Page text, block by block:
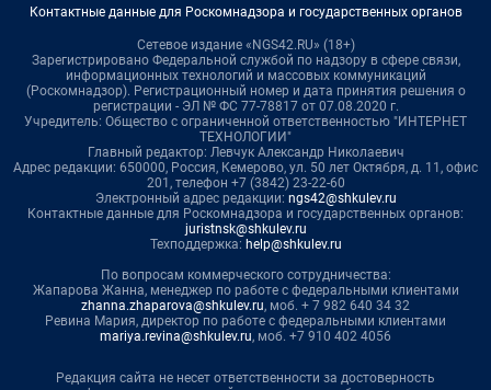
Контактные данные для Роскомнадзора и государственных органов
Сетевое издание «NGS42.RU» (18+)
Зарегистрировано Федеральной службой по надзору в сфере связи,
информационных технологий и массовых коммуникаций
(Роскомнадзор). Регистрационный номер и дата принятия решения о
регистрации - ЭЛ № ФС 77-78817 от 07.08.2020 г.
Учредитель: Общество с ограниченной ответственностью "ИНТЕРНЕТ
ТЕХНОЛОГИИ"
Главный редактор: Левчук Александр Николаевич
Адрес редакции: 650000, Россия, Кемерово, ул. 50 лет Октября, д. 11, офис
201, телефон +7 (3842) 23-22-60
Электронный адрес редакции: ngs42@shkulev.ru
Контактные данные для Роскомнадзора и государственных органов:
juristnsk@shkulev.ru
Техподдержка: help@shkulev.ru
По вопросам коммерческого сотрудничества:
Жапарова Жанна, менеджер по работе с федеральными клиентами
zhanna.zhaparova@shkulev.ru, моб. + 7 982 640 34 32
Ревина Мария, директор по работе с федеральными клиентами
mariya.revina@shkulev.ru, моб. +7 910 402 4056
Редакция сайта не несет ответственности за достоверность